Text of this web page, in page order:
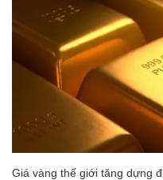
Giá vàng thế giới tăng dựng